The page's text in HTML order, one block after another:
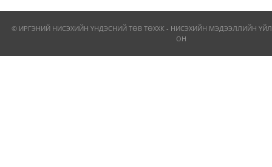
© ИРГЭНИЙ НИСЭХИЙН ҮНДЭСНИЙ ТӨВ ТӨХХК - НИСЭХИЙН МЭДЭЭЛЛИЙН
ОН